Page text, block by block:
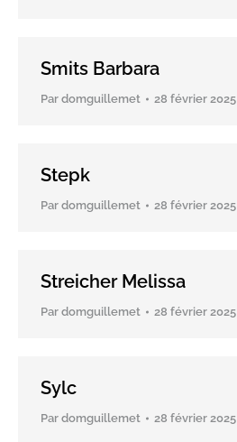
Smits Barbara
Par domguillemet 28 février 2025
Stepk
Par domguillemet 28 février 2025
Streicher Melissa
Par domguillemet 28 février 2025
Sylc
Par domguillemet 28 février 2025